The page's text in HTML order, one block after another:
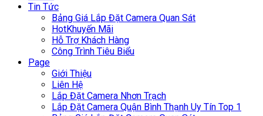
Tin Tức
Bảng Giá Lắp Đặt Camera Quan Sát
HotKhuyến Mãi
Hỗ Trợ Khách Hàng
Công Trình Tiêu Biểu
Page
Giới Thiệu
Liên Hệ
Lắp Đặt Camera Nhơn Trạch
Lắp Đặt Camera Quận Bình Thạnh Uy Tín Top 1